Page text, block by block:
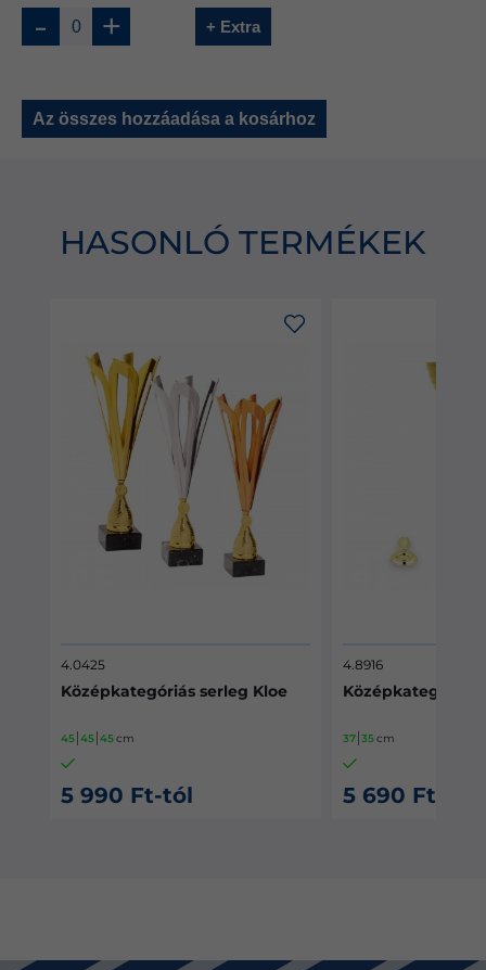
+ Extra
+
-
Az összes hozzáadása a kosárhoz
HASONLÓ TERMÉKEK
4.8916
Középkategóriás serleg 89
37 35
5 690 Ft-tól
4.0923
45
5 690